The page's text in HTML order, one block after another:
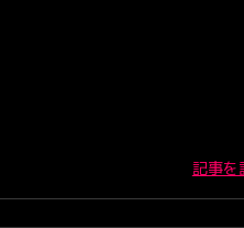
記事を